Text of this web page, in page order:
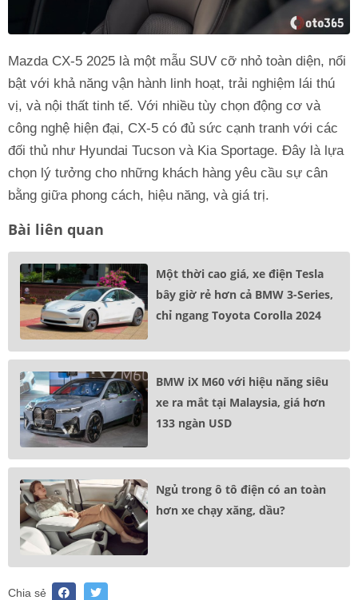
Mazda CX-5 2025 là một mẫu SUV cỡ nhỏ toàn diện, nổi
bật với khả năng vận hành linh hoạt, trải nghiệm lái thú
vị, và nội thất tinh tế. Với nhiều tùy chọn động cơ và
công nghệ hiện đại, CX-5 có đủ sức cạnh tranh với các
đối thủ như Hyundai Tucson và Kia Sportage. Đây là lựa
chọn lý tưởng cho những khách hàng yêu cầu sự cân
bằng giữa phong cách, hiệu năng, và giá trị.
Bài liên quan
Một thời cao giá, xe điện Tesla
bây giờ rẻ hơn cả BMW 3-Series,
chỉ ngang Toyota Corolla 2024
BMW iX M60 với hiệu năng siêu
xe ra mắt tại Malaysia, giá hơn
133 ngàn USD
Ngủ trong ô tô điện có an toàn
hơn xe chạy xăng, dầu?
Chia sẻ